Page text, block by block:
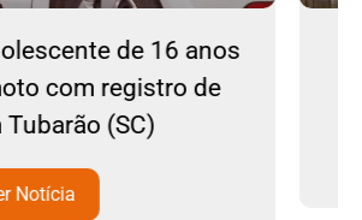
Ciclone bomba continua no Sul
Sudeste do país